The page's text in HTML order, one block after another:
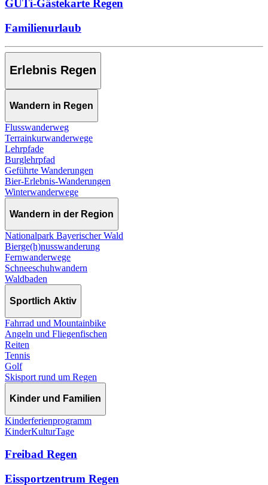
GUTi-Gästekarte Regen
Familienurlaub
Erlebnis Regen
Wandern in Regen
Flusswanderweg
Terrainkurwanderwege
Lehrpfade
Burglehrpfad
Geführte Wanderungen
Bier-Erlebnis-Wanderungen
Winterwanderwege
Wandern in der Region
Nationalpark Bayerischer Wald
Bierge(h)nusswanderung
Fernwanderwege
Schneeschuhwandern
Waldbaden
Sportlich Aktiv
Fahrrad und Mountainbike
Angeln und Fliegenfischen
Reiten
Tennis
Golf
Skisport rund um Regen
Kinder und Familien
Kinderferienprogramm
KinderKulturTage
Freibad Regen
Eissportzentrum Regen